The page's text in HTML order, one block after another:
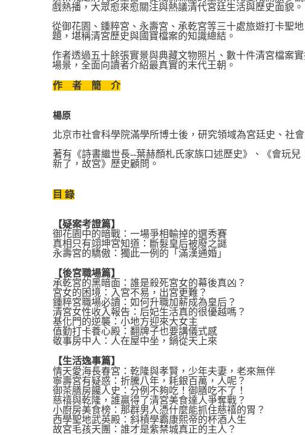
戲熱播，大眾愈來愈關注與熱議清代宮廷生活與歷史面貌。
從御花園、鍾粹宮、永壽宮、承乾宮等三十處旅遊打卡聖
題，堪稱清宮歷史與國寶檔案的知識總結。
作者透過五十餘張實景與典藏文物照片、數十件清宮檔案
場景，全面向讀者介紹最真實的末代王朝。
作 者 簡 介
楊原
北京市社會科學院滿學所博士後，研究領域為宮廷史、社會
著有《詩書繼世長--葉赫顏札氏家族口述歷史》、《會玩
新了，故宮》歷史顧問。
目 錄
【疑案考證篇】
御花園中的暗戰：一場爭相輸掉的選秀賽
真相只有翊坤宮知道：斷髮皇后被廢之謎
永壽宮的驕傲：獨此一例的「滿漢通婚」
【後宮職場篇】
承乾宮的黑暗面：誰是殺死宮女的幕後真凶？
宮女的困境：入宮不易，出宮更難？
鍾粹宮職場必讀：如何升職加薪成為皇后？
清宮女性收入報告：后妃生活真的很優越嗎？
基化門的逆襲：小地方迎來大女主
值勤打卡養心殿：翻牌子也要講儀式感
敬事房中人：人在屋中坐，鍋從天上來
【生活逸事篇】
情天愛海長春宮：乾隆與孝賢，少年夫妻，老來無伴
寧壽宮有疑惑：折騰八年，耗銀百萬，人呢？
御茶膳房饞人史：分例不夠吃！御膳吃不了！
慈禧與乾隆，誰贏得了清宮美食達人爭奪戰？
小廚房美食榜：那群男人憑什麼能抓住慈禧的胃？
西學聖地武英殿：斜槓學霸康熙帝的杯酒人生
故宮毛孩天團：誰才是紫禁城真正的主人？